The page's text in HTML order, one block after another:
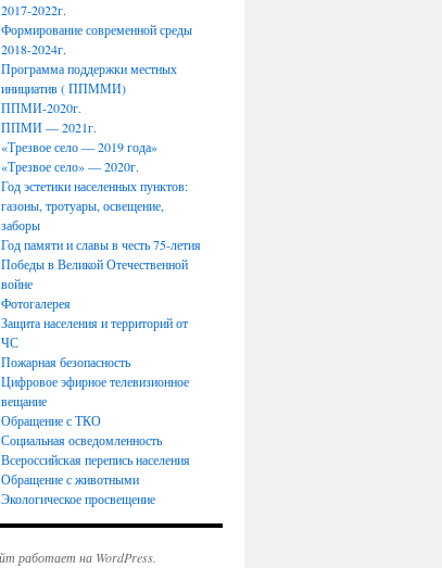
2017-2022г.
Формирование современной среды
2018-2024г.
Программа поддержки местных
инициатив ( ППММИ)
ППМИ-2020г.
ППМИ — 2021г.
«Трезвое село — 2019 года»
«Трезвое село» — 2020г.
Год эстетики населенных пунктов:
газоны, тротуары, освещение,
заборы
Год памяти и славы в честь 75-летия
Победы в Великой Отечественной
войне
Фотогалерея
Защита населения и территорий от
ЧС
Пожарная безопасность
Цифровое эфирное телевизионное
вещание
Обращение с ТКО
Социальная осведомленность
Всероссийская перепись населения
Обращение с животными
Экологическое просвещение
работает на WordPress.